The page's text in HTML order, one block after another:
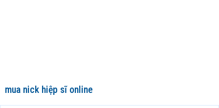
mua nick hiệp sĩ online